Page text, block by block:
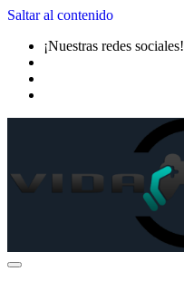
Saltar al contenido
¡Nuestras redes sociales!